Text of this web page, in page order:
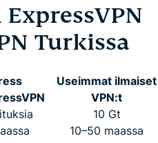
Turkissa
Useimmat ilmaiset
VPN:t
10 Gt
10–50 maassa